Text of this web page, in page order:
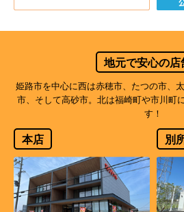
地元で安心の店
姫路市を中心に西は赤穂市、たつの市、
市、そして高砂市。北は福崎町や市川町
す！
本店 別